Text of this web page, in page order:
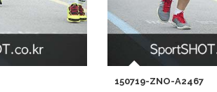
150719-ZNO-A2467